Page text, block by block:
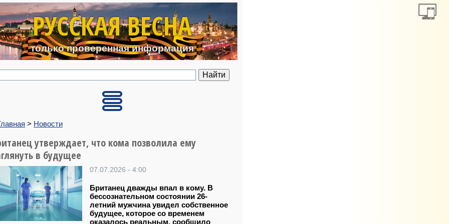
Перейти к основному содержанию
РУССКАЯ ВЕСНА
только проверенная информация
> Новости
утверждает, что кома позволила ему
в будущее
07.07.2026 - 4:00
Британец дважды впал в кому. В
бессознательном состоянии 26-
летний мужчина увидел собственное
будущее, которое со временем
оказалось реальным, сообщило